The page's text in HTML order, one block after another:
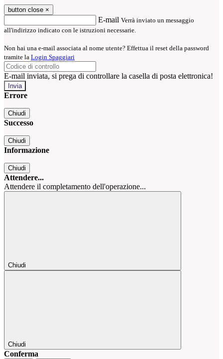
button close ×
E-mail Verrà inviato un messaggio
all'indirizzo indicato con le istruzioni necessarie.
Non hai una e-mail associata al nome utente? Effettua il reset della password
tramite la Login Spaggiari
E-mail inviata, si prega di controllare la casella di posta elettronica!
Errore
Chiudi
Successo
Chiudi
Informazione
Chiudi
Attendere...
Attendere il completamento dell'operazione...
Chiudi
Chiudi
Conferma